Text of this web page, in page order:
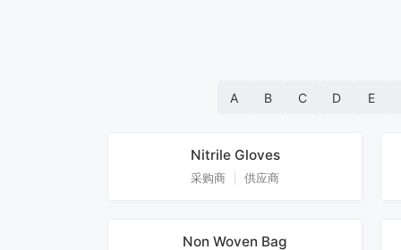
A B C D E
Nitrile Gloves
采购商 供应商
Non Woven Bag